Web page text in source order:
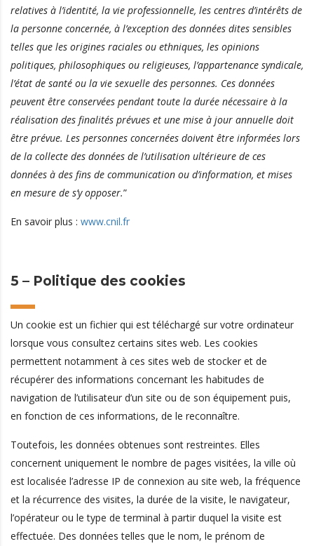
relatives à l’identité, la vie professionnelle, les centres d’intérêts de
la personne concernée, à l’exception des données dites sensibles
telles que les origines raciales ou ethniques, les opinions
politiques, philosophiques ou religieuses, l’appartenance syndicale,
l’état de santé ou la vie sexuelle des personnes. Ces données
peuvent être conservées pendant toute la durée nécessaire à la
réalisation des finalités prévues et une mise à jour annuelle doit
être prévue. Les personnes concernées doivent être informées lors
de la collecte des données de l’utilisation ultérieure de ces
données à des fins de communication ou d’information, et mises
en mesure de s’y opposer.”
En savoir plus : www.cnil.fr
5 – Politique des cookies
Un cookie est un fichier qui est téléchargé sur votre ordinateur
lorsque vous consultez certains sites web. Les cookies
permettent notamment à ces sites web de stocker et de
récupérer des informations concernant les habitudes de
navigation de l’utilisateur d’un site ou de son équipement puis,
en fonction de ces informations, de le reconnaître.
Toutefois, les données obtenues sont restreintes. Elles
concernent uniquement le nombre de pages visitées, la ville où
est localisée l’adresse IP de connexion au site web, la fréquence
et la récurrence des visites, la durée de la visite, le navigateur,
l’opérateur ou le type de terminal à partir duquel la visite est
effectuée. Des données telles que le nom, le prénom de